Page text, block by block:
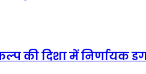
की दिशा में निर्णायक